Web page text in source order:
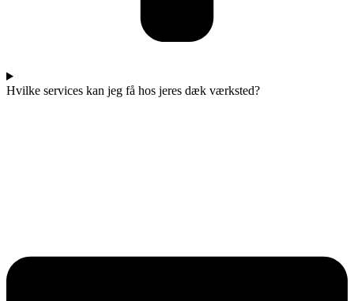
Hvilke services kan jeg få hos jeres dæk værksted?